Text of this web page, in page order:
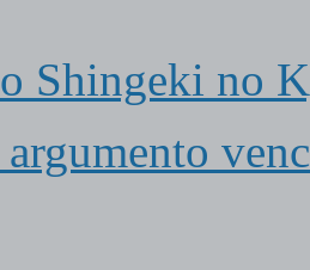
Shingeki no